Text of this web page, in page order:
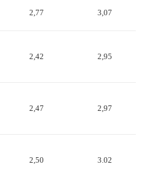
2,77 3,07
2,42 2,95
2,47 2,97
2,50 3.02